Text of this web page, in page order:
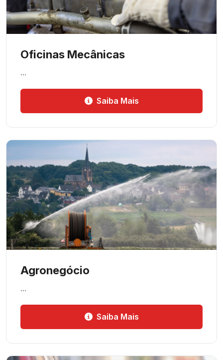
Oficinas Mecânicas
…
Saiba Mais
Agronegócio
…
Saiba Mais